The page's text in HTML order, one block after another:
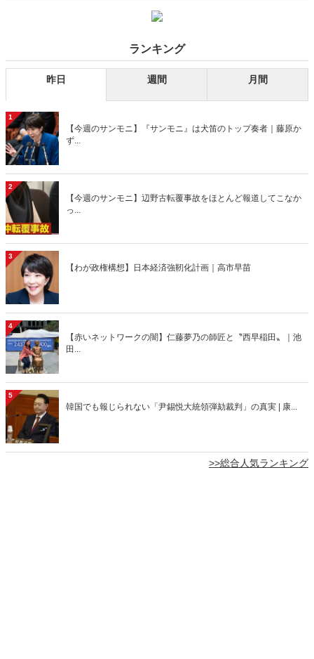
でもない人権侵害を行っていた――。2022年8月号に掲載され、大反
響を呼んだ記事を特別無料公開！
ランキング
昨日 週間 月間
1
【今週のサンモニ】『サンモニ』は犬笛のトップ奏者｜藤原か
ず...
2
【今週のサンモニ】辺野古転覆事故をほとんど報道してこなか
っ...
3
【わが政権構想】日本経済強靭化計画｜高市早苗
4
【赤いネットワークの闇】仁藤夢乃の師匠と〝西早稲田〟｜池
田...
5
韓国でも報じられない「尹錫悦大統領弾劾裁判」の真実 | 康...
>>総合人気ランキング